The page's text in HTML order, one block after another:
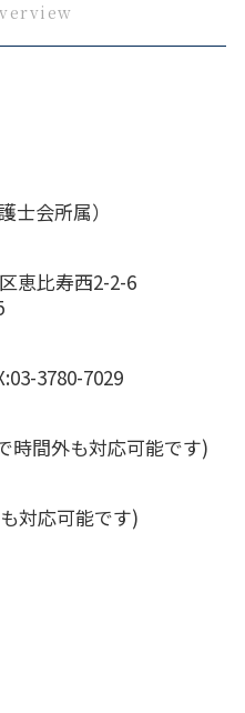
士会所属）
恵比寿西2-2-6
3780-7029
時間外も対応可能です)
対応可能です)